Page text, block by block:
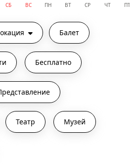
СБ ВС ПН ВТ СР ЧТ ПТ
Балет
Бесплатно
Театр Музей